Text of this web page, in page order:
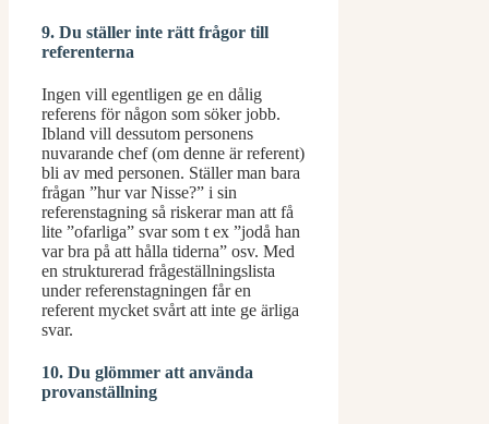
9. Du ställer inte rätt frågor till
referenterna
Ingen vill egentligen ge en dålig
referens för någon som söker jobb.
Ibland vill dessutom personens
nuvarande chef (om denne är referent)
bli av med personen. Ställer man bara
frågan ”hur var Nisse?” i sin
referenstagning så riskerar man att få
lite ”ofarliga” svar som t ex ”jodå han
var bra på att hålla tiderna” osv. Med
en strukturerad frågeställningslista
under referenstagningen får en
referent mycket svårt att inte ge ärliga
svar.
10. Du glömmer att använda
provanställning